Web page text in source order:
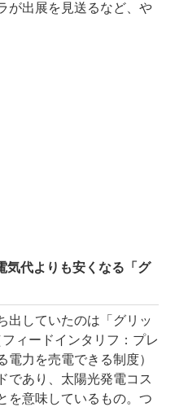
が出展を見送るなど、や
気代よりも安くなる「グ
していたのは「グリッ
ィードインタリフ：プレ
電力を売電できる制度）
であり、太陽光発電コス
を意味しているもの。つ